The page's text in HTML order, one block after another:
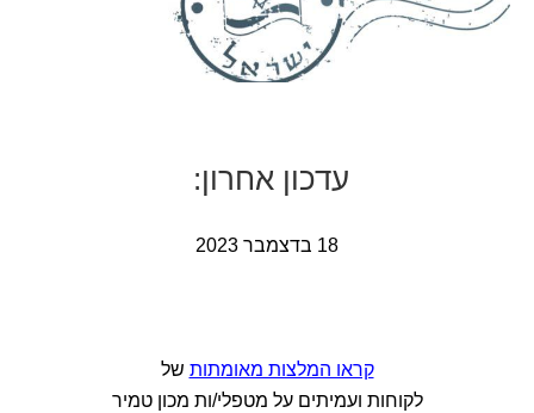
עדכון אחרון:
18 בדצמבר 2023
קראו המלצות מאומתות של
לקוחות ועמיתים על מטפלי/ות מכון טמיר